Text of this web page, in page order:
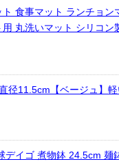
食事マット ランチョン
丸洗いマット シリコン
径11.5cm【ベージュ】
デイゴ 煮物鉢 24.5cm 麺